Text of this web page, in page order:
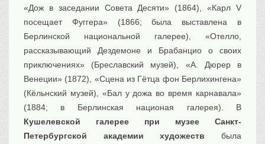
«Дож в заседании Совета Десяти» (1864), «Карл V
посещает Фуггера» (1866; была выставлена в
Берлинской национальной галерее), «Отелло,
рассказывающий Дездемоне и Брабанцио о своих
приключениях» (Бреславский музей), «А. Дюрер в
Венеции» (1872), «Сцена из Гётца фон Берлихингена»
(Кёльнский музей), «Бал у дожа во время карнавала»
(1884; в Берлинская национая галерея). В
Кушелевской галерее при музее Санкт-
Петербургской академии художеств была